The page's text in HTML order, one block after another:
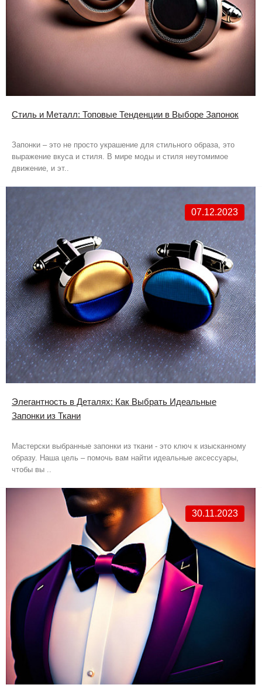
Стиль и Металл: Топовые Тенденции в Выборе Запонок
Запонки – это не просто украшение для стильного образа, это
выражение вкуса и стиля. В мире моды и стиля неутомимое
движение, и эт..
07.12.2023
Элегантность в Деталях: Как Выбрать Идеальные
Запонки из Ткани
Мастерски выбранные запонки из ткани - это ключ к изысканному
образу. Наша цель – помочь вам найти идеальные аксессуары,
чтобы вы ..
30.11.2023